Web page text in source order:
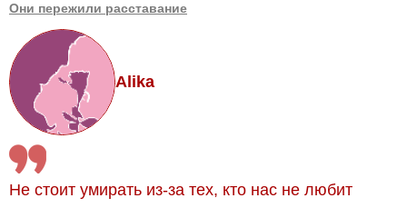
Они пережили расставание
Alika
Не стоит умирать из-за тех, кто нас не любит